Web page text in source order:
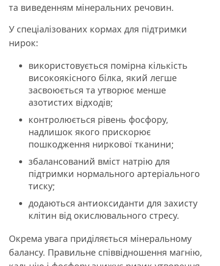
та виведенням мінеральних речовин.
У спеціалізованих кормах для підтримки
нирок:
використовується помірна кількість
високоякісного білка, який легше
засвоюється та утворює менше
азотистих відходів;
контролюється рівень фосфору,
надлишок якого прискорює
пошкодження ниркової тканини;
збалансований вміст натрію для
підтримки нормального артеріального
тиску;
додаються антиоксиданти для захисту
клітин від окислювального стресу.
Окрема увага приділяється мінеральному
балансу. Правильне співвідношення магнію,